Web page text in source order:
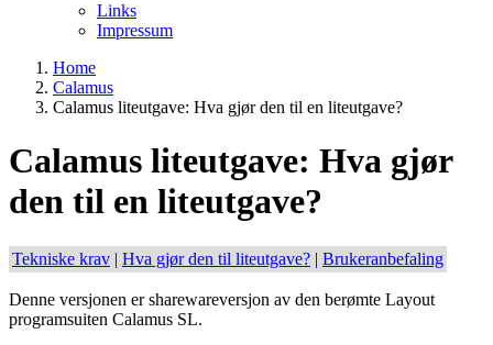
Links
Impressum
Home
Calamus
Calamus liteutgave: Hva gjør den til en liteutgave?
Calamus liteutgave: Hva gjør
den til en liteutgave?
Tekniske krav | Hva gjør den til liteutgave? | Brukeranbefaling
Denne versjonen er sharewareversjon av den berømte Layout
programsuiten Calamus SL.